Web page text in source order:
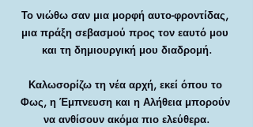
Το νιώθω σαν μια μορφή αυτο-φροντίδας,
μια πράξη σεβασμού προς τον εαυτό μου
και τη δημιουργική μου διαδρομή.
Καλωσορίζω τη νέα αρχή, εκεί όπου το
Φως, η Έμπνευση και η Αλήθεια μπορούν
να ανθίσουν ακόμα πιο ελεύθερα.